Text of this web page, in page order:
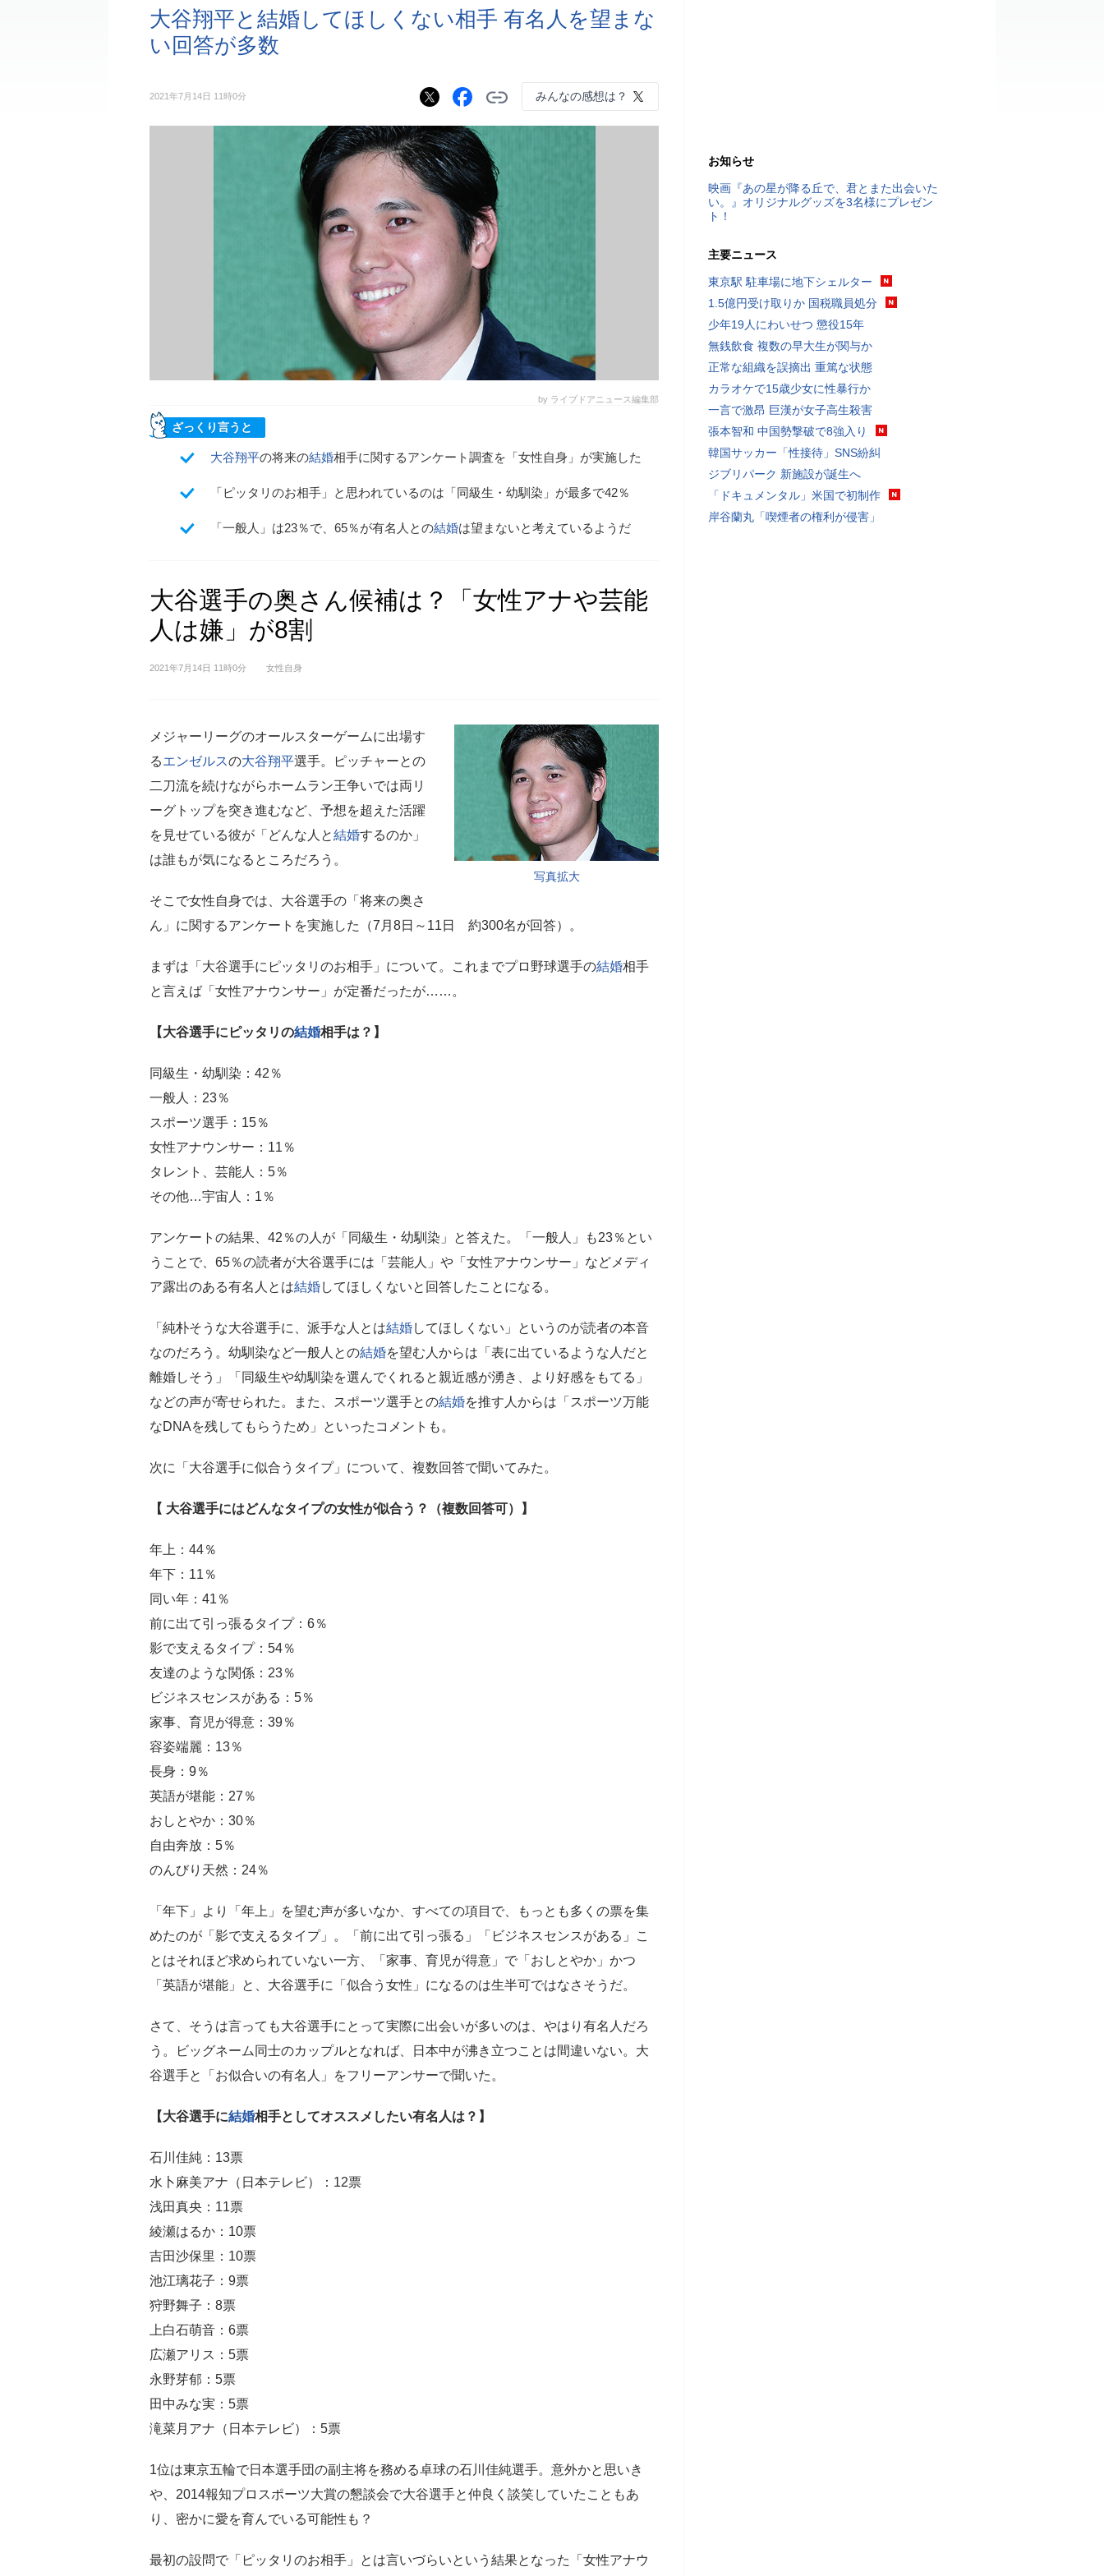
大谷翔平と結婚してほしくない相手 有名人を望まな
い回答が多数
2021年7月14日 11時0分 みんなの感想は？
by ライブドアニュース編集部
ざっくり言うと
大谷翔平の将来の結婚相手に関するアンケート調査を「女性自身」が実施した
「ピッタリのお相手」と思われているのは「同級生・幼馴染」が最多で42％
「一般人」は23％で、65％が有名人との結婚は望まないと考えているようだ
大谷選手の奥さん候補は？「女性アナや芸能
人は嫌」が8割
2021年7月14日 11時0分 女性自身
写真拡大
メジャーリーグのオールスターゲームに出場す
るエンゼルスの大谷翔平選手。ピッチャーとの
二刀流を続けながらホームラン王争いでは両リ
ーグトップを突き進むなど、予想を超えた活躍
を見せている彼が「どんな人と結婚するのか」
は誰もが気になるところだろう。
そこで女性自身では、大谷選手の「将来の奥さ
ん」に関するアンケートを実施した（7月8日～11日 約300名が回答）。
まずは「大谷選手にピッタリのお相手」について。これまでプロ野球選手の結婚相手
と言えば「女性アナウンサー」が定番だったが……。
【大谷選手にピッタリの結婚相手は？】
同級生・幼馴染：42％
一般人：23％
スポーツ選手：15％
女性アナウンサー：11％
タレント、芸能人：5％
その他…宇宙人：1％
アンケートの結果、42％の人が「同級生・幼馴染」と答えた。「一般人」も23％とい
うことで、65％の読者が大谷選手には「芸能人」や「女性アナウンサー」などメディ
ア露出のある有名人とは結婚してほしくないと回答したことになる。
「純朴そうな大谷選手に、派手な人とは結婚してほしくない」というのが読者の本音
なのだろう。幼馴染など一般人との結婚を望む人からは「表に出ているような人だと
離婚しそう」「同級生や幼馴染を選んでくれると親近感が湧き、より好感をもてる」
などの声が寄せられた。また、スポーツ選手との結婚を推す人からは「スポーツ万能
なDNAを残してもらうため」といったコメントも。
次に「大谷選手に似合うタイプ」について、複数回答で聞いてみた。
【 大谷選手にはどんなタイプの女性が似合う？（複数回答可）】
年上：44％
年下：11％
同い年：41％
前に出て引っ張るタイプ：6％
影で支えるタイプ：54％
友達のような関係：23％
ビジネスセンスがある：5％
家事、育児が得意：39％
容姿端麗：13％
長身：9％
英語が堪能：27％
おしとやか：30％
自由奔放：5％
のんびり天然：24％
「年下」より「年上」を望む声が多いなか、すべての項目で、もっとも多くの票を集
めたのが「影で支えるタイプ」。「前に出て引っ張る」「ビジネスセンスがある」こ
とはそれほど求められていない一方、「家事、育児が得意」で「おしとやか」かつ
「英語が堪能」と、大谷選手に「似合う女性」になるのは生半可ではなさそうだ。
さて、そうは言っても大谷選手にとって実際に出会いが多いのは、やはり有名人だろ
う。ビッグネーム同士のカップルとなれば、日本中が沸き立つことは間違いない。大
谷選手と「お似合いの有名人」をフリーアンサーで聞いた。
【大谷選手に結婚相手としてオススメしたい有名人は？】
石川佳純：13票
水卜麻美アナ（日本テレビ）：12票
浅田真央：11票
綾瀬はるか：10票
吉田沙保里：10票
池江璃花子：9票
狩野舞子：8票
上白石萌音：6票
広瀬アリス：5票
永野芽郁：5票
田中みな実：5票
滝菜月アナ（日本テレビ）：5票
1位は東京五輪で日本選手団の副主将を務める卓球の石川佳純選手。意外かと思いき
や、2014報知プロスポーツ大賞の懇談会で大谷選手と仲良く談笑していたこともあ
り、密かに愛を育んでいる可能性も？
最初の設問で「ピッタリのお相手」とは言いづらいという結果となった「女性アナウ
お知らせ
映画『あの星が降る丘で、君とまた出会いた
い。』オリジナルグッズを3名様にプレゼン
ト！
主要ニュース
東京駅 駐車場に地下シェルター
1.5億円受け取りか 国税職員処分
少年19人にわいせつ 懲役15年
無銭飲食 複数の早大生が関与か
正常な組織を誤摘出 重篤な状態
カラオケで15歳少女に性暴行か
一言で激昂 巨漢が女子高生殺害
張本智和 中国勢撃破で8強入り
韓国サッカー「性接待」SNS紛糾
ジブリパーク 新施設が誕生へ
「ドキュメンタル」米国で初制作
岸谷蘭丸「喫煙者の権利が侵害」